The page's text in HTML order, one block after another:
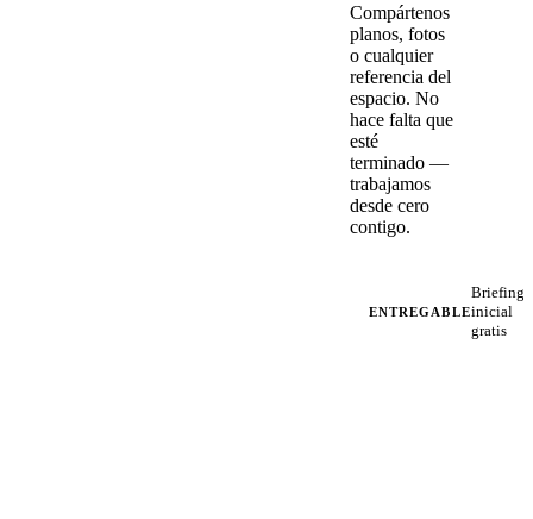
Compártenos
planos, fotos
o cualquier
referencia del
espacio. No
hace falta que
esté
terminado —
trabajamos
desde cero
contigo.
ENTREGABLE
Briefing
inicial
gratis